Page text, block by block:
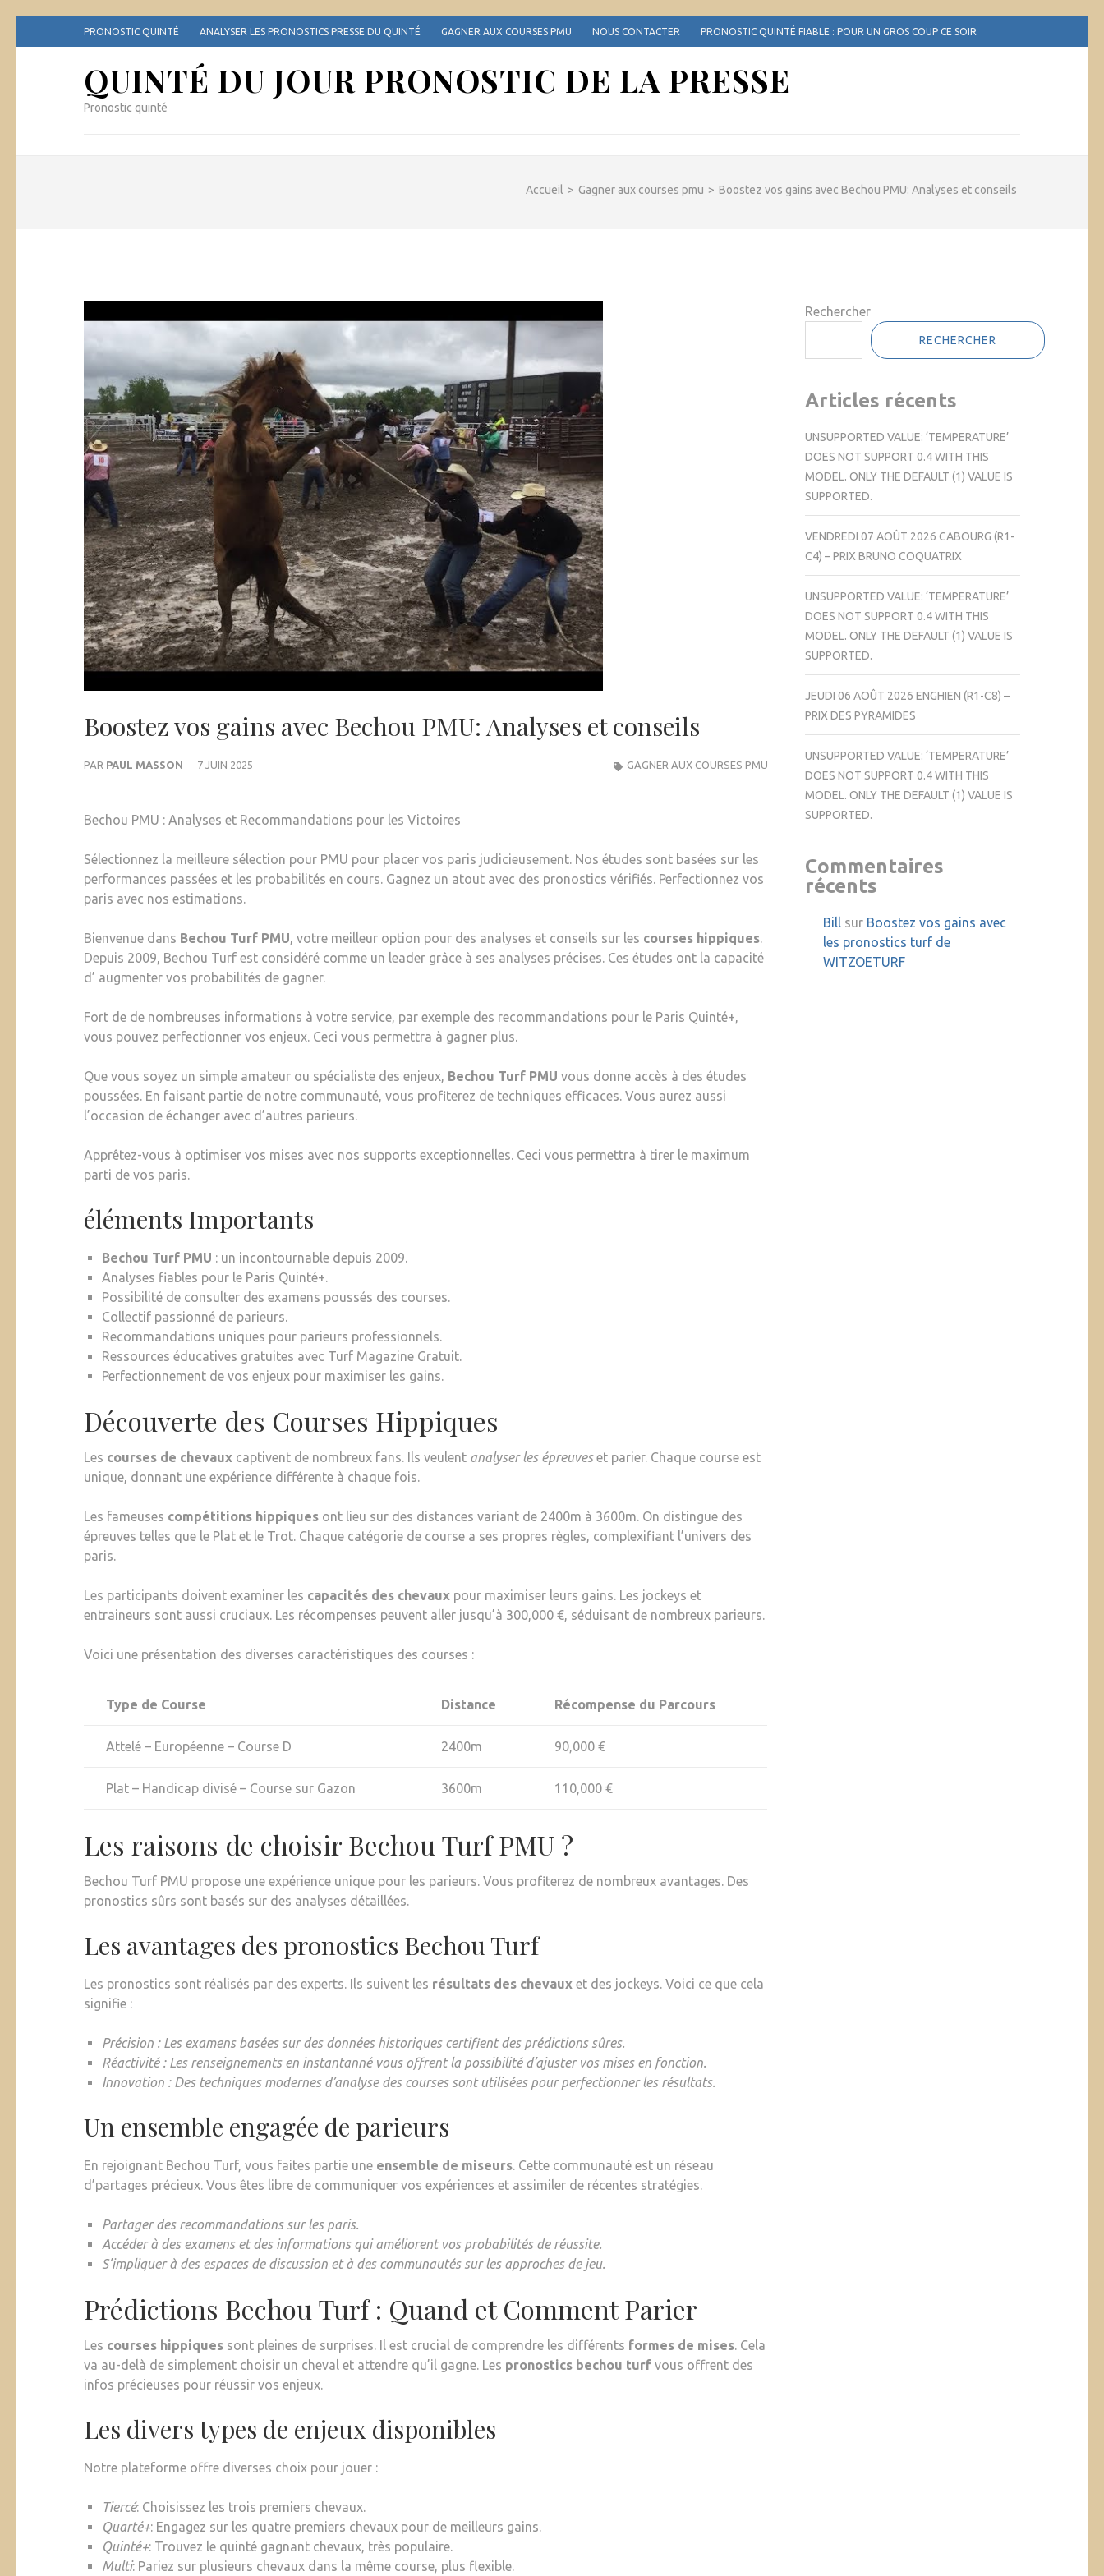
au
PRONOSTIC QUINTÉ ANALYSER LES PRONOSTICS PRESSE DU QUINTÉ GAGNER AUX COURSES PMU NOUS CONTACTER PRONOSTIC QUINTÉ FIABLE : POUR UN GROS COUP CE SOIR
QUINTÉ DU JOUR PRONOSTIC DE LA PRESSE
Pronostic quinté
Accueil > Gagner aux courses pmu > Boostez vos gains avec Bechou PMU: Analyses et conseils
Boostez vos gains avec Bechou PMU: Analyses et conseils
PAR PAUL MASSON 7 JUIN 2025 GAGNER AUX COURSES PMU
Bechou PMU : Analyses et Recommandations pour les Victoires
Sélectionnez la meilleure sélection pour PMU pour placer vos paris judicieusement. Nos études sont basées sur les
performances passées et les probabilités en cours. Gagnez un atout avec des pronostics vérifiés. Perfectionnez vos
paris avec nos estimations.
Bienvenue dans Bechou Turf PMU, votre meilleur option pour des analyses et conseils sur les courses hippiques.
Depuis 2009, Bechou Turf est considéré comme un leader grâce à ses analyses précises. Ces études ont la capacité
d’ augmenter vos probabilités de gagner.
Fort de de nombreuses informations à votre service, par exemple des recommandations pour le Paris Quinté+,
vous pouvez perfectionner vos enjeux. Ceci vous permettra à gagner plus.
Que vous soyez un simple amateur ou spécialiste des enjeux, Bechou Turf PMU vous donne accès à des études
poussées. En faisant partie de notre communauté, vous profiterez de techniques efficaces. Vous aurez aussi
l’occasion de échanger avec d’autres parieurs.
Apprêtez-vous à optimiser vos mises avec nos supports exceptionnelles. Ceci vous permettra à tirer le maximum
parti de vos paris.
éléments Importants
Bechou Turf PMU : un incontournable depuis 2009.
Analyses fiables pour le Paris Quinté+.
Possibilité de consulter des examens poussés des courses.
Collectif passionné de parieurs.
Recommandations uniques pour parieurs professionnels.
Ressources éducatives gratuites avec Turf Magazine Gratuit.
Perfectionnement de vos enjeux pour maximiser les gains.
Découverte des Courses Hippiques
Les courses de chevaux captivent de nombreux fans. Ils veulent analyser les épreuveset parier. Chaque course est
unique, donnant une expérience différente à chaque fois.
Les fameuses compétitions hippiques ont lieu sur des distances variant de 2400m à 3600m. On distingue des
épreuves telles que le Plat et le Trot. Chaque catégorie de course a ses propres règles, complexifiant l’univers des
paris.
Les participants doivent examiner les capacités des chevaux pour maximiser leurs gains. Les jockeys et
entraineurs sont aussi cruciaux. Les récompenses peuvent aller jusqu’à 300,000 €, séduisant de nombreux parieurs.
Voici une présentation des diverses caractéristiques des courses :
Type de Course Distance Récompense du Parcours
Attelé – Européenne – Course D 2400m 90,000 €
Plat – Handicap divisé – Course sur Gazon 3600m 110,000 €
Les raisons de choisir Bechou Turf PMU ?
Bechou Turf PMU propose une expérience unique pour les parieurs. Vous profiterez de nombreux avantages. Des
pronostics sûrs sont basés sur des analyses détaillées.
Les avantages des pronostics Bechou Turf
Les pronostics sont réalisés par des experts. Ils suivent les résultats des chevaux et des jockeys. Voici ce que cela
signifie :
Précision : Les examens basées sur des données historiques certifient des prédictions sûres.
Réactivité : Les renseignements en instantanné vous offrent la possibilité d’ajuster vos mises en fonction.
Innovation : Des techniques modernes d’analyse des courses sont utilisées pour perfectionner les résultats.
Un ensemble engagée de parieurs
En rejoignant Bechou Turf, vous faites partie une ensemble de miseurs. Cette communauté est un réseau
d’partages précieux. Vous êtes libre de communiquer vos expériences et assimiler de récentes stratégies.
Partager des recommandations sur les paris.
Accéder à des examens et des informations qui améliorent vos probabilités de réussite.
S’impliquer à des espaces de discussion et à des communautés sur les approches de jeu.
Prédictions Bechou Turf : Quand et Comment Parier
Les courses hippiques sont pleines de surprises. Il est crucial de comprendre les différents formes de mises. Cela
va au-delà de simplement choisir un cheval et attendre qu’il gagne. Les pronostics bechou turf vous offrent des
infos précieuses pour réussir vos enjeux.
Les divers types de enjeux disponibles
Notre plateforme offre diverses choix pour jouer :
Tiercé: Choisissez les trois premiers chevaux.
Quarté+: Engagez sur les quatre premiers chevaux pour de meilleurs gains.
Quinté+: Trouvez le quinté gagnant chevaux, très populaire.
Multi: Pariez sur plusieurs chevaux dans la même course, plus flexible.
Rechercher
RECHERCHER
Articles récents
UNSUPPORTED VALUE: ‘TEMPERATURE’
DOES NOT SUPPORT 0.4 WITH THIS
MODEL. ONLY THE DEFAULT (1) VALUE IS
SUPPORTED.
VENDREDI 07 AOÛT 2026 CABOURG (R1-
C4) – PRIX BRUNO COQUATRIX
UNSUPPORTED VALUE: ‘TEMPERATURE’
DOES NOT SUPPORT 0.4 WITH THIS
MODEL. ONLY THE DEFAULT (1) VALUE IS
SUPPORTED.
JEUDI 06 AOÛT 2026 ENGHIEN (R1-C8) –
PRIX DES PYRAMIDES
UNSUPPORTED VALUE: ‘TEMPERATURE’
DOES NOT SUPPORT 0.4 WITH THIS
MODEL. ONLY THE DEFAULT (1) VALUE IS
SUPPORTED.
Commentaires
récents
Billsur Boostez vos gains avec
les pronostics turf de
WITZOETURF